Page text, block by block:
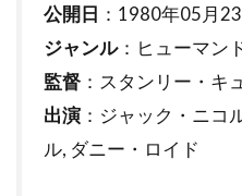
トラヴィス・アダム・ラ
トルネード・フィルム
トレイシー・ウォルター
公開日 ：1980年05月
ジャンル：ヒューマン
監督 ：スタンリー・キ
出演 ：ジャック・ニコ
ル, ダニー・ロイド